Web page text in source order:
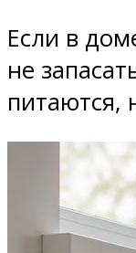
Если в
не
питаются,